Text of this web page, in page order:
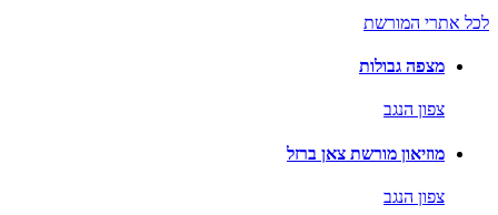
לכל אתרי המורשת
מצפה גבולות
צפון הנגב
מוזיאון מורשת צאן ברזל
צפון הנגב